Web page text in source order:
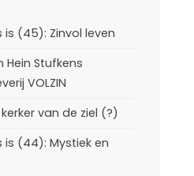
(45): Zinvol leven
Stufkens
VOLZIN
van de ziel (?)
(44): Mystiek en